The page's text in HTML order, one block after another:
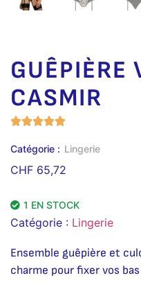
GUÊPIÈRE
CASMIR
Catégorie : Lingerie
CHF 65,72
1 EN STOCK
Catégorie : Lingerie
Ensemble guêpière et
charme pour fixer vos